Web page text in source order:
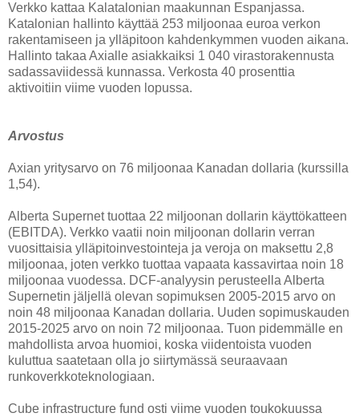
Verkko kattaa Kalatalonian maakunnan Espanjassa.
Katalonian hallinto käyttää 253 miljoonaa euroa verkon
rakentamiseen ja ylläpitoon kahdenkymmen vuoden aikana.
Hallinto takaa Axialle asiakkaiksi 1 040 virastorakennusta
sadassaviidessä kunnassa. Verkosta 40 prosenttia
aktivoitiin viime vuoden lopussa.
Arvostus
Axian yritysarvo on 76 miljoonaa Kanadan dollaria (kurssilla
1,54).
Alberta Supernet tuottaa 22 miljoonan dollarin käyttökatteen
(EBITDA). Verkko vaatii noin miljoonan dollarin verran
vuosittaisia ylläpitoinvestointeja ja veroja on maksettu 2,8
miljoonaa, joten verkko tuottaa vapaata kassavirtaa noin 18
miljoonaa vuodessa. DCF-analyysin perusteella Alberta
Supernetin jäljellä olevan sopimuksen 2005-2015 arvo on
noin 48 miljoonaa Kanadan dollaria. Uuden sopimuskauden
2015-2025 arvo on noin 72 miljoonaa. Tuon pidemmälle en
mahdollista arvoa huomioi, koska viidentoista vuoden
kuluttua saatetaan olla jo siirtymässä seuraavaan
runkoverkkoteknologiaan.
Cube infrastructure fund osti viime vuoden toukokuussa